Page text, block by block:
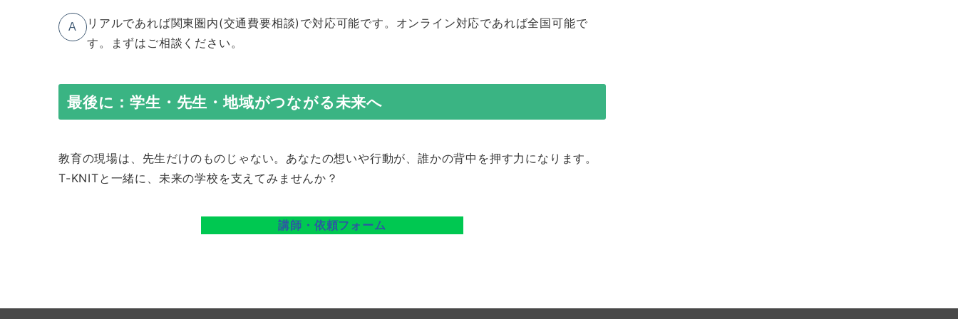
A
リアルであれば関東圏内(交通費要相談)で対応可能です。オンライン対応であれば全国可能で
す。まずはご相談ください。
最後に：学生・先生・地域がつながる未来へ
教育の現場は、先生だけのものじゃない。あなたの想いや行動が、誰かの背中を押す力になります。
T-KNITと一緒に、未来の学校を支えてみませんか？
講師・依頼フォーム